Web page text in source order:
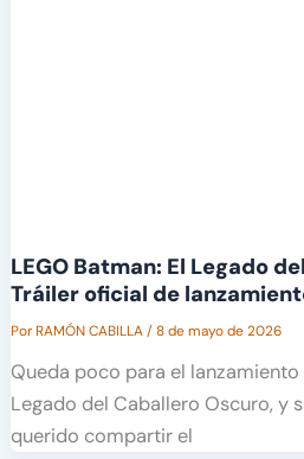
LEGO Batman: El Legado
Tráiler oficial de
PorRAMÓN CABILLA/8 de mayo de 2026
Queda poco para el lanzamiento
Legado del Caballero Oscuro, y
querido compartir el